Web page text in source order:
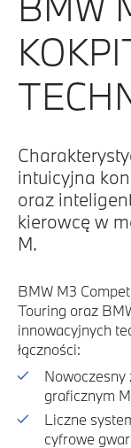
intuicyjna
oraz
kierowcę w
M.
BMW M3
Touring oraz
innowacyjnych
łączności:
Nowoczesny
graficznym M
Liczne
cyfrowe